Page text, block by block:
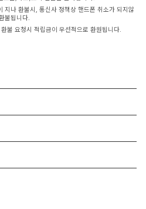
지나 환불시, 통신사 정책상 핸드폰 취소가 되지않
불됩니다.
불 요청시 적립금이 우선적으로 환원됩니다.